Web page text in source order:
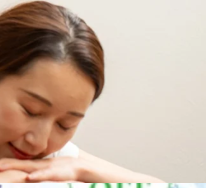
較的朝から昼にかけて空きがございます。ペアでもお
か♪マイナス5℃の炭酸泡スプレーを使用したヘッドス
ッド10分+ボディケア80分 9,980円平日だと上記料金
種類の香りをお選びいただけます。爽やかな香りに
店にいらして下さい！涼しい空間で、リラックスしな
のご案内も可能です（AM11時時点）。
ーのきいたRe.Ra.Ku西新井店で、ボディケアとしゅわ